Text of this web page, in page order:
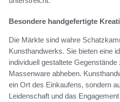
Besondere handgefertigte
Die Märkte sind wahre
Kunsthandwerks. Sie bieten eine
individuell gestaltete
Massenware abheben.
ein Ort des Einkaufens, sondern
Leidenschaft und das